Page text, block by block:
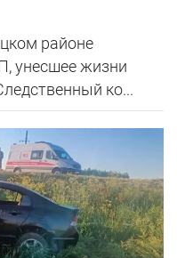
районе
унесшее жизни
ко...